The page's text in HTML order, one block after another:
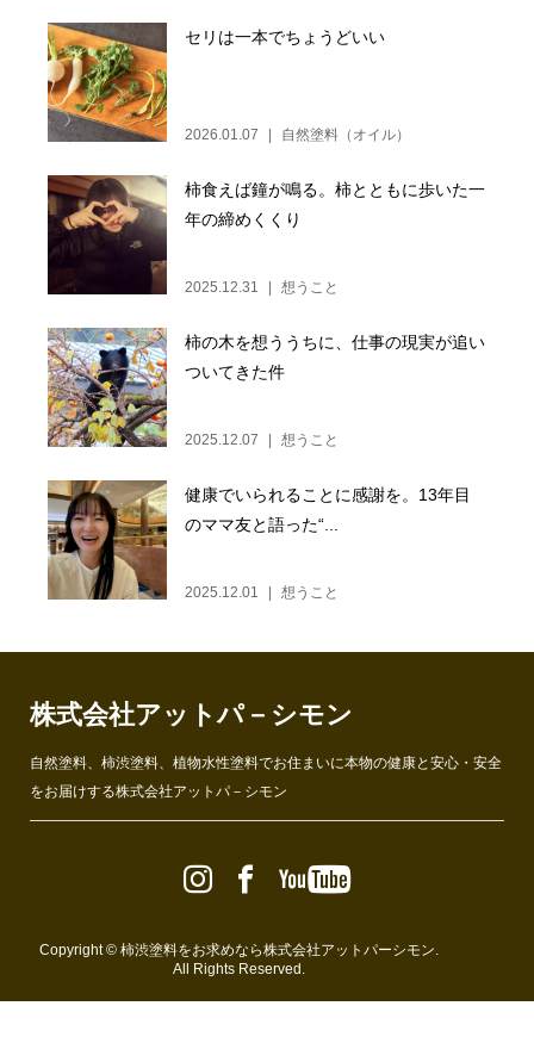
セリは一本でちょうどいい
2026.01.07 自然塗料（オイル）
柿食えば鐘が鳴る。柿とともに歩いた一
年の締めくくり
2025.12.31 想うこと
柿の木を想ううちに、仕事の現実が追い
ついてきた件
2025.12.07 想うこと
健康でいられることに感謝を。13年目
のママ友と語った“...
2025.12.01 想うこと
株式会社アットパ－シモン
自然塗料、柿渋塗料、植物水性塗料でお住まいに本物の健康と安心・安全
をお届けする株式会社アットパ－シモン
Copyright © 柿渋塗料をお求めなら株式会社アットパーシモン.
All Rights Reserved.